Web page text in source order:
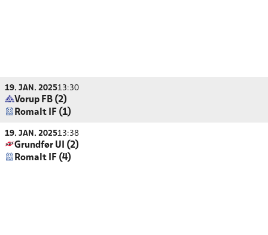
19. JAN. 202513:30
Vorup FB (2)
Romalt IF (1)
19. JAN. 202513:38
Grundfør UI (2)
Romalt IF (4)